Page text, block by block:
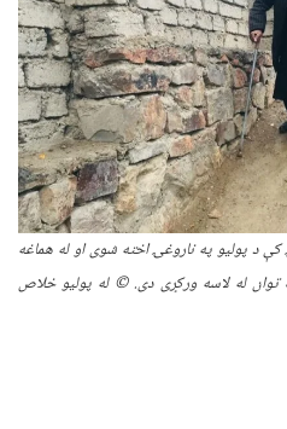
د پولیو په ناروغۍ اخته شوی او له هماغه
له لاسه ورکړی دی. © له پولیو خلاص